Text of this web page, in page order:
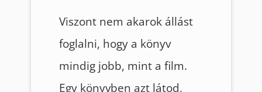
Viszont nem akarok állást
foglalni, hogy a könyv
mindig jobb, mint a film.
Egy könyvben azt látod,